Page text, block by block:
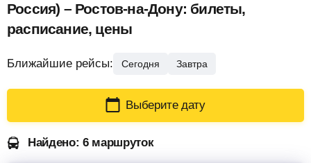
Россия) – Ростов-на-Дону: билеты,
расписание, цены
Ближайшие рейсы: Сегодня Завтра
Выберите дату
Найдено: 6 маршруток